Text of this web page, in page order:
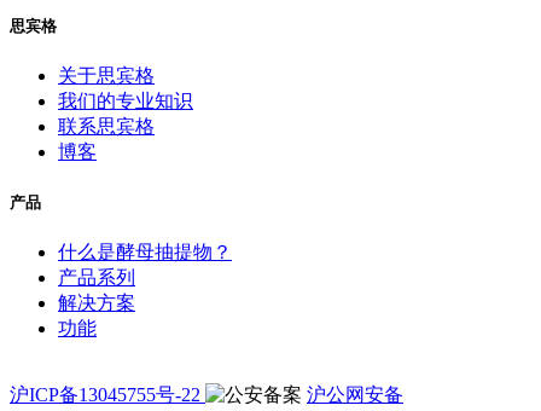
思宾格
关于思宾格
我们的专业知识
联系思宾格
博客
产品
什么是酵母抽提物？
产品系列
解决方案
功能
沪ICP备13045755号-22
沪公网安备